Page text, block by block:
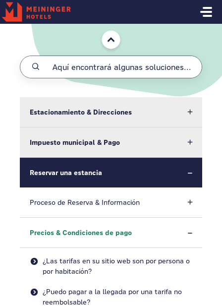
Saltar al contenido principal
Inicio
Estacionamiento & Direcciones
Impuesto municipal & Pago
Reservar una estancia
Proceso de Reserva & Información
Precios & Condiciones de pago
¿Las tarifas en su sitio web son por persona o
por habitación?
¿Puedo pagar a la llegada por una tarifa no
reembolsable?